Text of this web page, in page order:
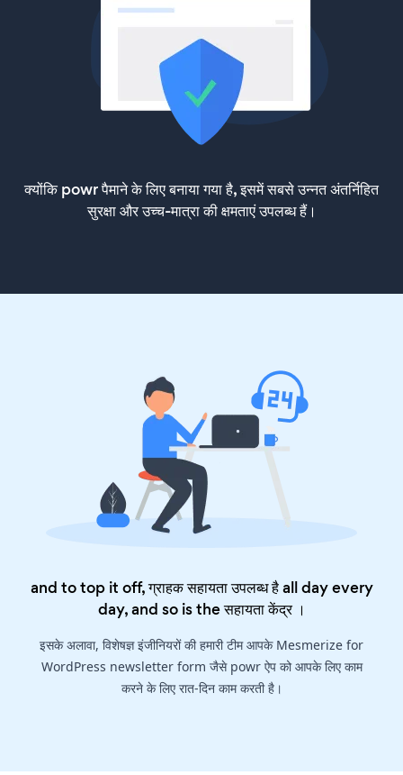
क्योंकि powr पैमाने के लिए बनाया गया है, इसमें सबसे उन्नत अंतर्निहित
सुरक्षा और उच्च-मात्रा की क्षमताएं उपलब्ध हैं।
and to top it off, ग्राहक सहायता उपलब्ध है all day every
day, and so is theसहायता केंद्र।
इसके अलावा, विशेषज्ञ इंजीनियरों की हमारी टीम आपके Mesmerize for
WordPress newsletter form जैसे powr ऐप को आपके लिए काम
करने के लिए रात-दिन काम करती है।